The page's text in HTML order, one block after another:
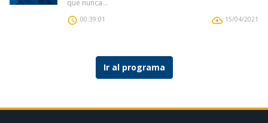
que nunca...
00:39:01 15/04/2021
Ir al programa